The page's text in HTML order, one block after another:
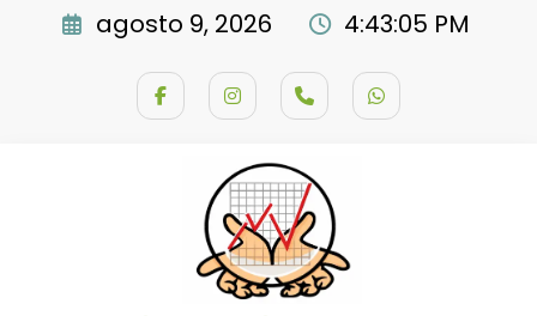
agosto 9, 2026 4:43:06 PM